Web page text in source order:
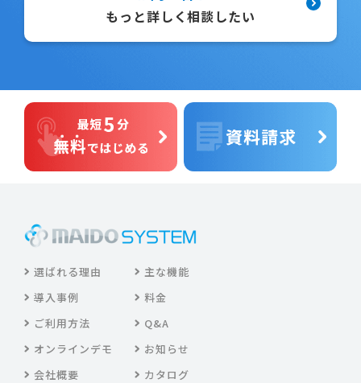
もっと詳しく相談したい
選ばれる理由
主な機能
導入事例
料金
ご利用方法
Q&A
オンラインデモ
お知らせ
会社概要
カタログ